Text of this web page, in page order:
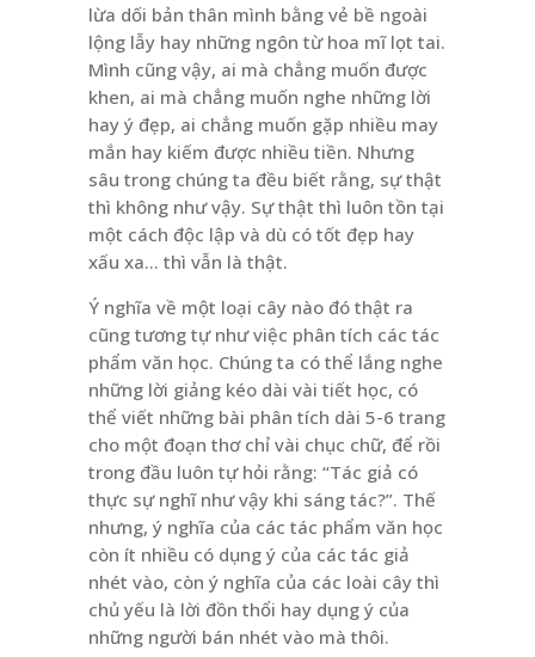
lừa dối bản thân mình bằng vẻ bề ngoài
lộng lẫy hay những ngôn từ hoa mĩ lọt tai.
Mình cũng vậy, ai mà chẳng muốn được
khen, ai mà chẳng muốn nghe những lời
hay ý đẹp, ai chẳng muốn gặp nhiều may
mắn hay kiếm được nhiều tiền. Nhưng
sâu trong chúng ta đều biết rằng, sự thật
thì không như vậy. Sự thật thì luôn tồn tại
một cách độc lập và dù có tốt đẹp hay
xấu xa… thì vẫn là thật.
Ý nghĩa về một loại cây nào đó thật ra
cũng tương tự như việc phân tích các tác
phẩm văn học. Chúng ta có thể lắng nghe
những lời giảng kéo dài vài tiết học, có
thể viết những bài phân tích dài 5-6 trang
cho một đoạn thơ chỉ vài chục chữ, để rồi
trong đầu luôn tự hỏi rằng: “Tác giả có
thực sự nghĩ như vậy khi sáng tác?”. Thế
nhưng, ý nghĩa của các tác phẩm văn học
còn ít nhiều có dụng ý của các tác giả
nhét vào, còn ý nghĩa của các loài cây thì
chủ yếu là lời đồn thổi hay dụng ý của
những người bán nhét vào mà thôi.